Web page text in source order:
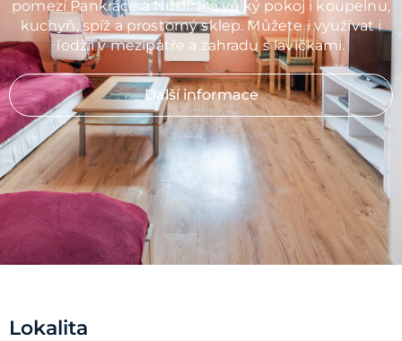
pomezí Pankráce a Nuslí. Má velký pokoj i koupelnu,
kuchyň, spíž a prostorný sklep. Můžete i využívat i
lodžii v mezipatře a zahradu s lavičkami.
Další informace
Lokalita